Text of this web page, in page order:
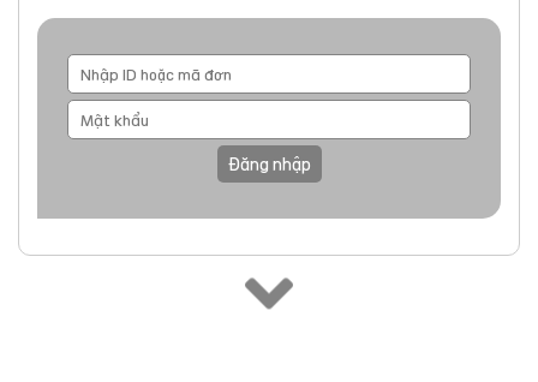
Đăng nhập